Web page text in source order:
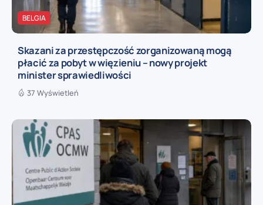
BELGIA
Skazani za przestępczość zorganizowaną mogą
płacić za pobyt w więzieniu – nowy projekt
minister sprawiedliwości
37 Wyświetleń